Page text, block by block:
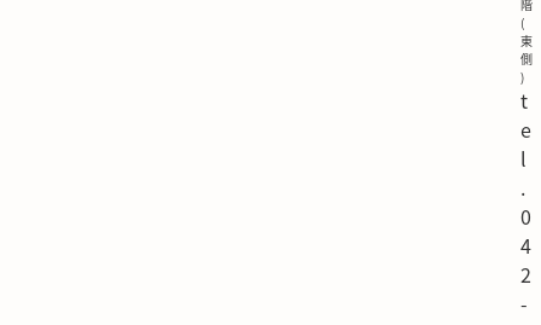
階
(
東
側
)
t
e
l
.
0
4
2
-